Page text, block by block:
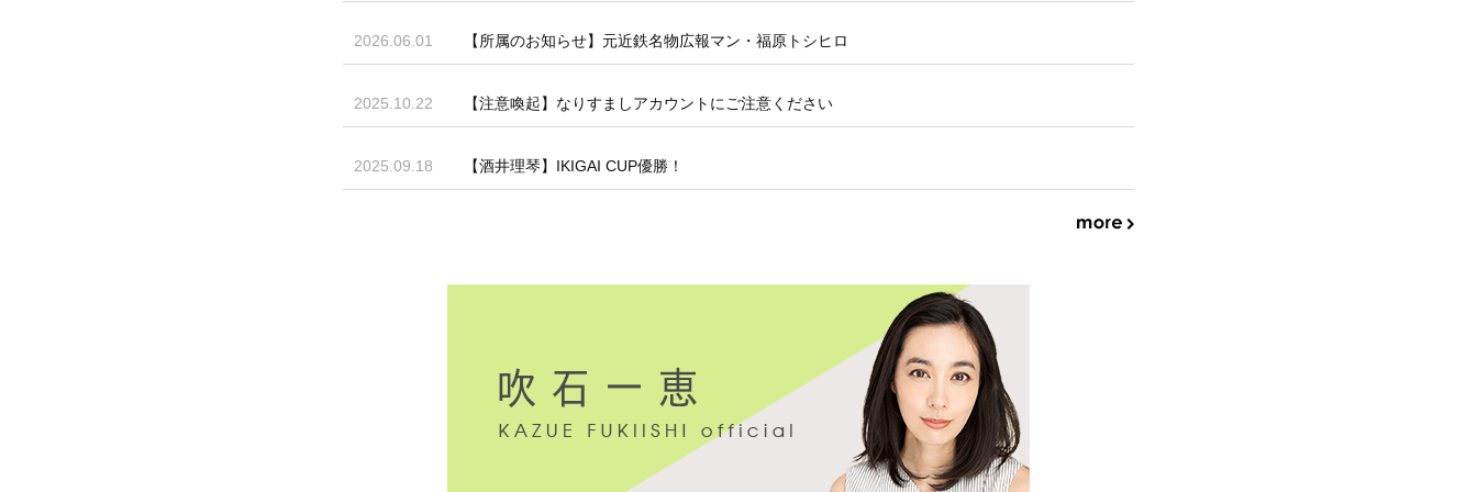
2026.06.01 【所属のお知らせ】元近鉄名物広報マン・福原トシヒロ
2025.10.22 【注意喚起】なりすましアカウントにご注意ください
2025.09.18 【酒井理琴】IKIGAI CUP優勝！